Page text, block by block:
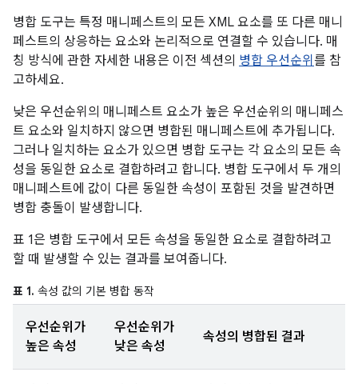
병합 도구는 특정 매니페스트의 모든 XML 요소를 또 다른 매니
페스트의 상응하는 요소와 논리적으로 연결할 수 있습니다. 매
칭 방식에 관한 자세한 내용은 이전 섹션의 병합 우선순위 를 참
고하세요.
낮은 우선순위의 매니페스트 요소가 높은 우선순위의 매니페스
트 요소와 일치하지 않으면 병합된 매니페스트에 추가됩니다.
그러나 일치하는 요소가 있으면 병합 도구는 각 요소의 모든 속
성을 동일한 요소로 결합하려고 합니다. 병합 도구에서 두 개의
매니페스트에 값이 다른 동일한 속성이 포함된 것을 발견하면
병합 충돌이 발생합니다.
표 1은 병합 도구에서 모든 속성을 동일한 요소로 결합하려고
할 때 발생할 수 있는 결과를 보여줍니다.
표 1. 속성 값의 기본 병합 동작
우선순위가
높은 속성
우선순위가
낮은 속성
속성의 병합된 결과